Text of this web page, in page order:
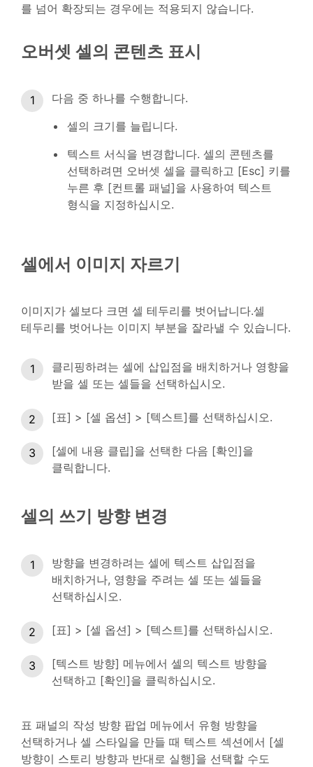
를 넘어 확장되는 경우에는 적용되지 않습니다.
오버셋 셀의 콘텐츠 표시
다음 중 하나를 수행합니다.
셀의 크기를 늘립니다.
텍스트 서식을 변경합니다. 셀의 콘텐츠를
선택하려면 오버셋 셀을 클릭하고 [Esc] 키를
누른 후 [컨트롤 패널]을 사용하여 텍스트
형식을 지정하십시오.
셀에서 이미지 자르기
이미지가 셀보다 크면 셀 테두리를 벗어납니다.셀
테두리를 벗어나는 이미지 부분을 잘라낼 수 있습니다.
클리핑하려는 셀에 삽입점을 배치하거나 영향을
받을 셀 또는 셀들을 선택하십시오.
[표] > [셀 옵션] > [텍스트]를 선택하십시오.
[셀에 내용 클립]을 선택한 다음 [확인]을
클릭합니다.
셀의 쓰기 방향 변경
방향을 변경하려는 셀에 텍스트 삽입점을
배치하거나, 영향을 주려는 셀 또는 셀들을
선택하십시오.
[표] > [셀 옵션] > [텍스트]를 선택하십시오.
[텍스트 방향] 메뉴에서 셀의 텍스트 방향을
선택하고 [확인]을 클릭하십시오.
표 패널의 작성 방향 팝업 메뉴에서 유형 방향을
선택하거나 셀 스타일을 만들 때 텍스트 섹션에서 [셀
방향이 스토리 방향과 반대로 실행]을 선택할 수도